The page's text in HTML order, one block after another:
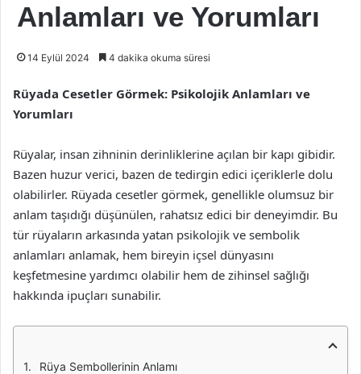
Anlamları ve Yorumları
14 Eylül 2024 4 dakika okuma süresi
Rüyada Cesetler Görmek: Psikolojik Anlamları ve
Yorumları
Rüyalar, insan zihninin derinliklerine açılan bir kapı gibidir.
Bazen huzur verici, bazen de tedirgin edici içeriklerle dolu
olabilirler. Rüyada cesetler görmek, genellikle olumsuz bir
anlam taşıdığı düşünülen, rahatsız edici bir deneyimdir. Bu
tür rüyaların arkasında yatan psikolojik ve sembolik
anlamları anlamak, hem bireyin içsel dünyasını
keşfetmesine yardımcı olabilir hem de zihinsel sağlığı
hakkında ipuçları sunabilir.
Rüya Sembollerinin Anlamı